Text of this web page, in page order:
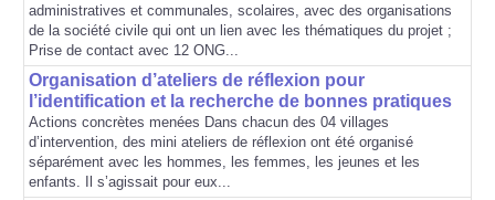
ESPACE MÉDIAS
CONTACT
administratives et communales, scolaires, avec des organisations
de la société civile qui ont un lien avec les thématiques du projet ;
Prise de contact avec 12 ONG...
Organisation d’ateliers de réflexion pour
l’identification et la recherche de bonnes pratiques
Actions concrètes menées Dans chacun des 04 villages
d’intervention, des mini ateliers de réflexion ont été organisé
séparément avec les hommes, les femmes, les jeunes et les
enfants. Il s’agissait pour eux...